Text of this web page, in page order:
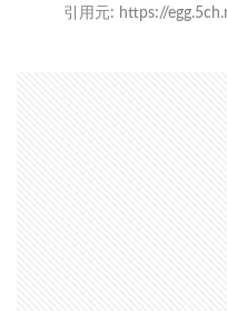
引用元: https://